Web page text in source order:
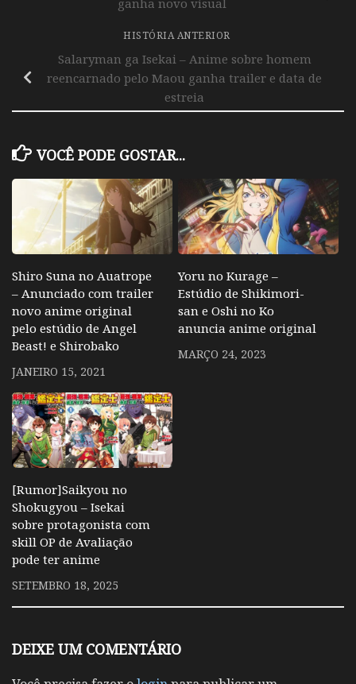
ganha novo visual
HISTÓRIA ANTERIOR
Salaryman ga Isekai – Anime sobre homem
reencarnado pelo Maou ganha trailer e data de
estreia
VOCÊ PODE GOSTAR...
Shiro Suna no Auatrope
– Anunciado com trailer
novo anime original
pelo estúdio de Angel
Beast! e Shirobako
JANEIRO 15, 2021
Yoru no Kurage –
Estúdio de Shikimori-
san e Oshi no Ko
anuncia anime original
MARÇO 24, 2023
[Rumor]Saikyou no
Shokugyou – Isekai
sobre protagonista com
skill OP de Avaliação
pode ter anime
SETEMBRO 18, 2025
DEIXE UM COMENTÁRIO